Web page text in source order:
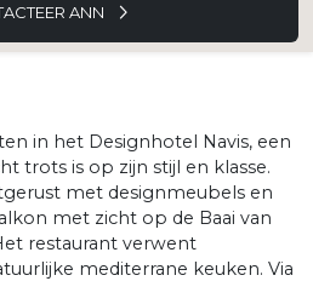
ANN
in het Designhotel Navis, een
trots is op zijn stijl en klasse.
met designmeubels en
met zicht op de Baai van
restaurant verwent
mediterrane keuken. Via